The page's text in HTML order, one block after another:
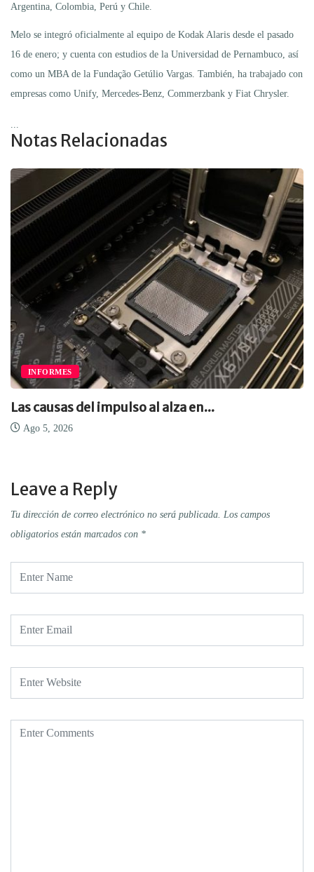
Argentina, Colombia, Perú y Chile.
Melo se integró oficialmente al equipo de Kodak Alaris desde el pasado
16 de enero; y cuenta con estudios de la Universidad de Pernambuco, así
como un MBA de la Fundação Getúlio Vargas. También, ha trabajado con
empresas como Unify, Mercedes-Benz, Commerzbank y Fiat Chrysler.
Notas Relacionadas
INFORMES
Las causas del impulso al alza en...
Ago 5, 2026
Leave a Reply
Tu dirección de correo electrónico no será publicada. Los campos
obligatorios están marcados con *